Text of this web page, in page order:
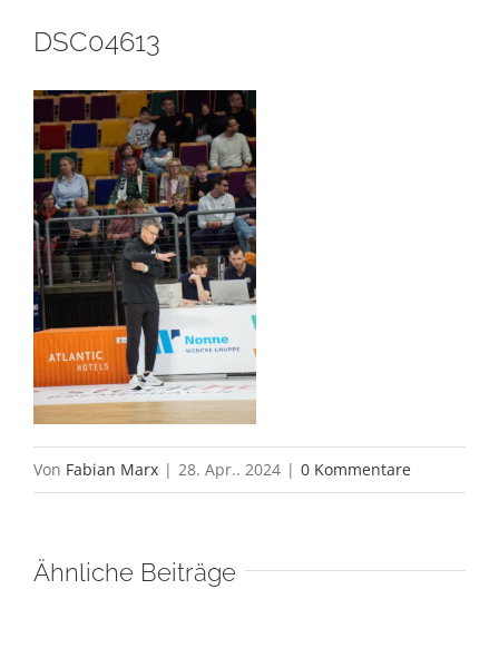
DSC04613
Von Fabian Marx | 28. Apr.. 2024 | 0 Kommentare
Ähnliche Beiträge